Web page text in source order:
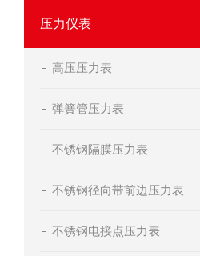
压力仪表
高压压力表
弹簧管压力表
不锈钢隔膜压力表
不锈钢径向带前边压力表
不锈钢电接点压力表